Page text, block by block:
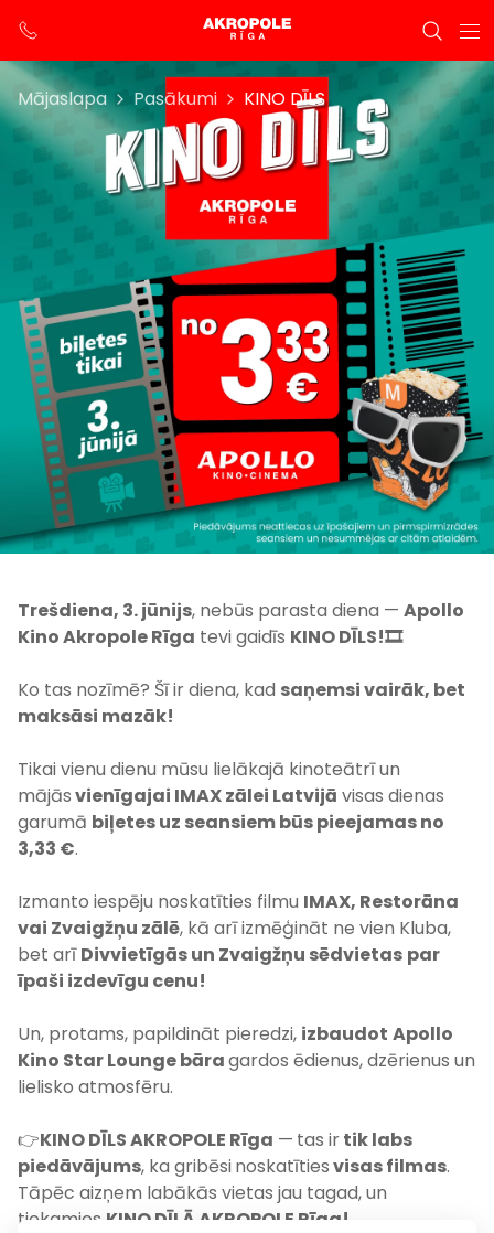
Mājaslapa Pasākumi KINO DĪLS
Trešdiena, 3. jūnijs, nebūs parasta diena — Apollo
Kino Akropole Rīga tevi gaidīs KINO DĪLS!🎞️
Ko tas nozīmē? Šī ir diena, kad saņemsi vairāk, bet
maksāsi mazāk!
Tikai vienu dienu mūsu lielākajā kinoteātrī un
mājāsvienīgajai IMAX zālei Latvijā visas dienas
garumā biļetes uz seansiem būs pieejamas no
3,33 €.
Izmanto iespēju noskatīties filmu IMAX, Restorāna
vai Zvaigžņu zālē, kā arī izmēģināt ne vien Kluba,
bet arīDivvietīgās un Zvaigžņu sēdvietas par
īpaši izdevīgu cenu!
Un, protams, papildināt pieredzi, izbaudot Apollo
Kino Star Lounge bāragardos ēdienus, dzērienus un
lielisko atmosfēru.
👉KINO DĪLS AKROPOLE Rīga — tas irtik labs
piedāvājums, ka gribēsinoskatītiesvisas filmas.
Tāpēc aizņem labākās vietas jau tagad, un
tiekamies KINO DĪLĀ AKROPOLE Rīga!